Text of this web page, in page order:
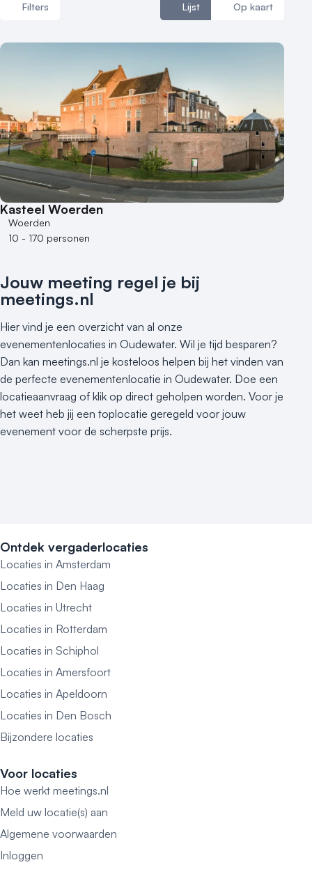
Filters Lijst Op kaart
1 - 5 zalen
6 - 10 zalen
10 of meer zalen
Aantal personen
1 - 50 personen
50 - 100 personen
100 - 250 personen
250 - 500 personen
Buitenlocatie
Groene locatie
Heisessie
Hotel
Hybride events
Industriële locatie
Kasteel en landgoed
Kasteel Woerden
Woerden
10 - 170 personen
Jouw meeting regel je bij
meetings.nl
Hier vind je een overzicht van al onze
evenementenlocaties in Oudewater. Wil je tijd besparen?
Dan kan meetings.nl je kosteloos helpen bij het vinden van
de perfecte evenementenlocatie in Oudewater. Doe een
locatieaanvraag of klik op direct geholpen worden. Voor je
het weet heb jij een toplocatie geregeld voor jouw
evenement voor de scherpste prijs.
Ontdek vergaderlocaties
Locaties in Amsterdam
Locaties in Den Haag
Locaties in Utrecht
Locaties in Rotterdam
Locaties in Schiphol
Locaties in Amersfoort
Locaties in Apeldoorn
Locaties in Den Bosch
Bijzondere locaties
Voor locaties
Hoe werkt meetings.nl
Meld uw locatie(s) aan
Algemene voorwaarden
Inloggen